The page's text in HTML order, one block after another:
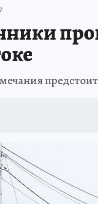
ВЛАДИВОСТОКЕ 2026
ИСТОРИИ ДАЛЬНЕГО